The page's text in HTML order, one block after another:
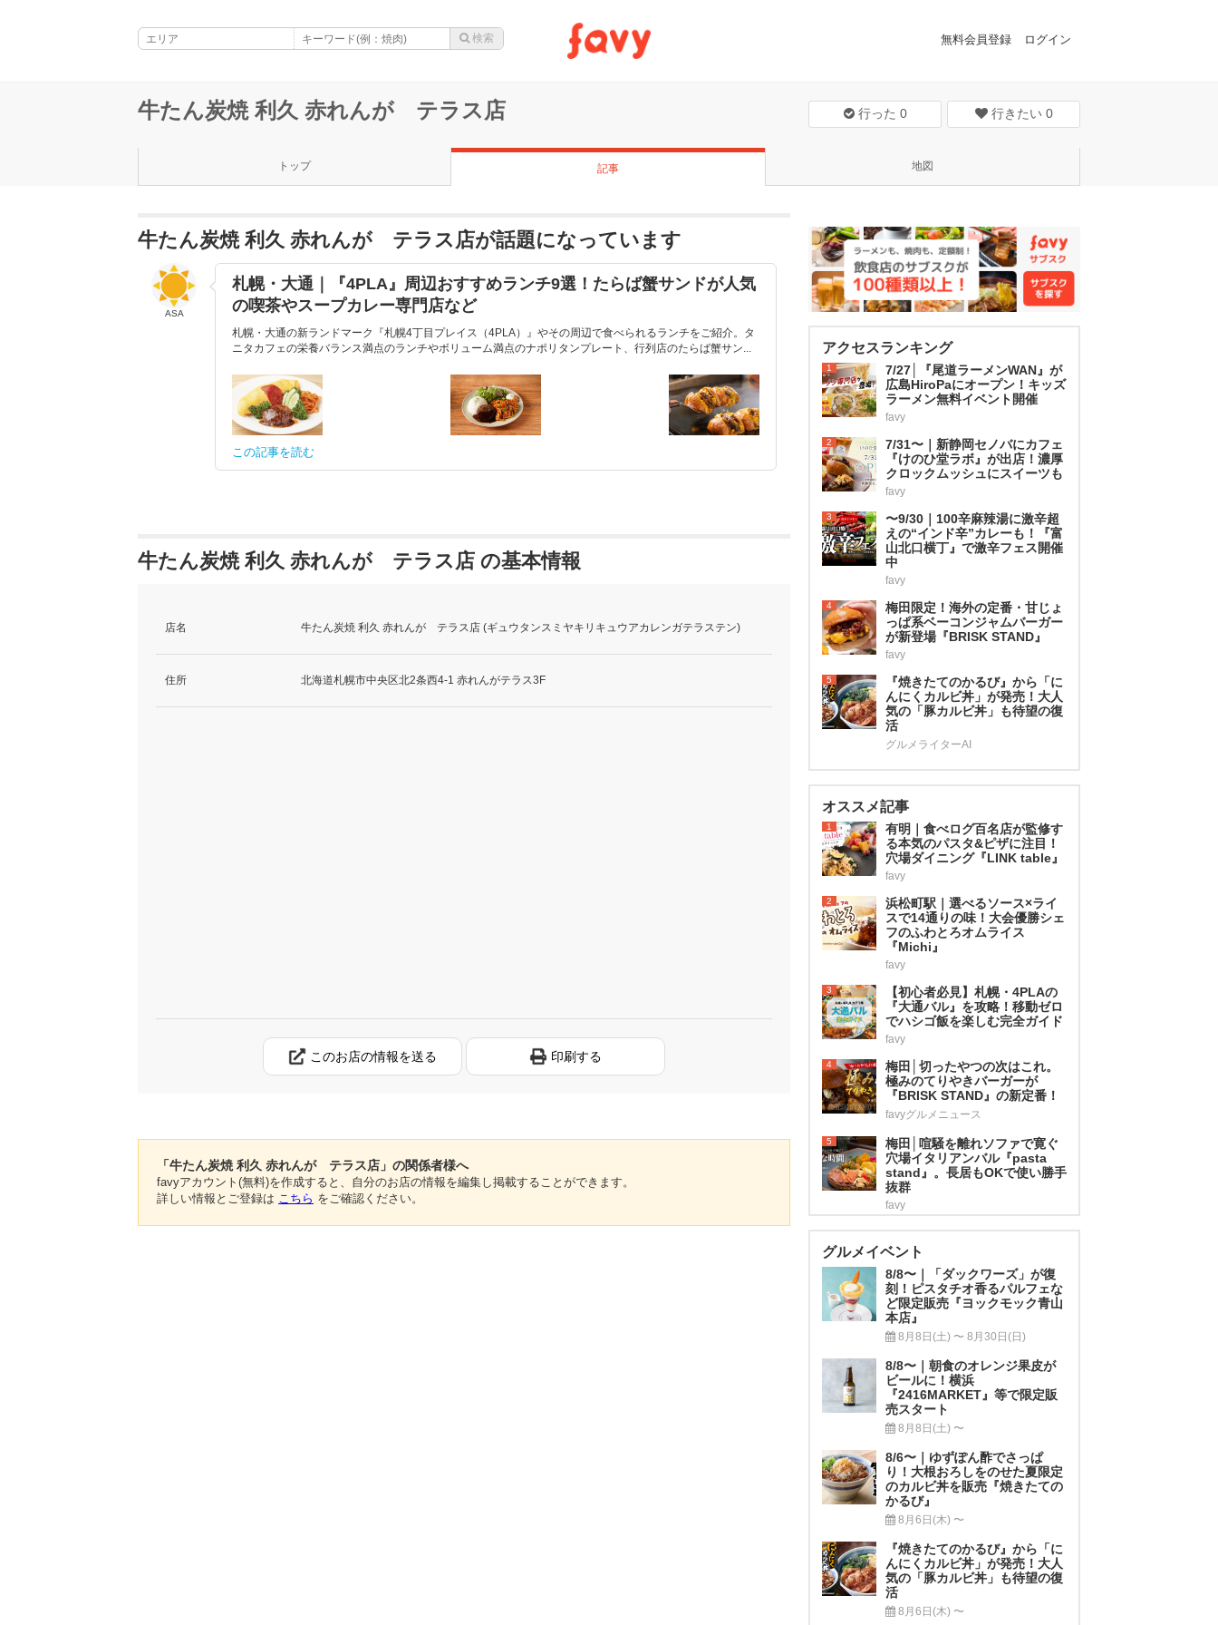
無料会員登録 ログイン
牛たん炭焼 利久 赤れんが テラス店 行った 0 行きたい 0
トップ 記事 地図
牛たん炭焼 利久 赤れんが テラス店が話題になっています
ASA
札幌・大通｜『4PLA』周辺おすすめランチ9選！たらば蟹サンドが人気
の喫茶やスープカレー専門店など
札幌・大通の新ランドマーク『札幌4丁目プレイス（4PLA）』やその周辺で食べられるランチをご紹介。タ
ニタカフェの栄養バランス満点のランチやボリューム満点のナポリタンプレート、行列店のたらば蟹サン...
この記事を読む
牛たん炭焼 利久 赤れんが テラス店 の基本情報
店名 牛たん炭焼 利久 赤れんが テラス店 (ギュウタンスミヤキリキュウアカレンガテラステン)
住所 北海道札幌市中央区北2条西4-1 赤れんがテラス3F
このお店の情報を送る 印刷する
「牛たん炭焼 利久 赤れんが テラス店」の関係者様へ
favyアカウント(無料)を作成すると、自分のお店の情報を編集し掲載することができます。
詳しい情報とご登録は こちら をご確認ください。
アクセスランキング
1
7/27│『尾道ラーメンWAN』が
広島HiroPaにオープン！キッズ
ラーメン無料イベント開催
favy
2
7/31〜｜新静岡セノバにカフェ
『けのひ堂ラボ』が出店！濃厚
クロックムッシュにスイーツも
favy
3
〜9/30｜100辛麻辣湯に激辛超
えの“インド辛”カレーも！『富
山北口横丁』で激辛フェス開催
中
favy
4
梅田限定！海外の定番・甘じょ
っぱ系ベーコンジャムバーガー
が新登場『BRISK STAND』
favy
5
『焼きたてのかるび』から「に
んにくカルビ丼」が発売！大人
気の「豚カルビ丼」も待望の復
活
グルメライターAI
オススメ記事
1
有明｜食べログ百名店が監修す
る本気のパスタ&ピザに注目！
穴場ダイニング『LINK table』
favy
2
浜松町駅｜選べるソース×ライ
スで14通りの味！大会優勝シェ
フのふわとろオムライス
『Michi』
favy
3
【初心者必見】札幌・4PLAの
『大通バル』を攻略！移動ゼロ
でハシゴ飯を楽しむ完全ガイド
favy
4
梅田│切ったやつの次はこれ。
極みのてりやきバーガーが
『BRISK STAND』の新定番！
favyグルメニュース
5
梅田│喧騒を離れソファで寛ぐ
穴場イタリアンバル『pasta
stand』。長居もOKで使い勝手
抜群
favy
グルメイベント
8/8〜｜「ダックワーズ」が復
刻！ピスタチオ香るパルフェな
ど限定販売『ヨックモック青山
本店』
8月8日(土) 〜 8月30日(日)
8/8〜｜朝食のオレンジ果皮が
ビールに！横浜
『2416MARKET』等で限定販
売スタート
8月8日(土) 〜
8/6〜｜ゆずぽん酢でさっぱ
り！大根おろしをのせた夏限定
のカルビ丼を販売『焼きたての
かるび』
8月6日(木) 〜
『焼きたてのかるび』から「に
んにくカルビ丼」が発売！大人
気の「豚カルビ丼」も待望の復
活
8月6日(木) 〜